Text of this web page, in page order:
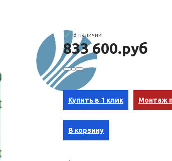
В наличии
833 600.руб
Купить в 1 клик Монтаж
В корзину